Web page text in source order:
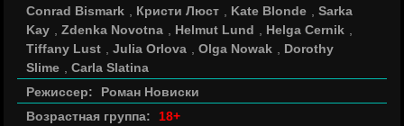
Conrad Bismark
Кристи Люст Kate Blonde ,Sarka
Kay
,Zdenka Novotna Helmut Lund Helga Cernik
Tiffany Lust
,Julia Orlova ,Olga Nowak
Dorothy
Slime
,Carla Slatina
Режиссер:
Роман Новиски
Возрастная группа:
18+